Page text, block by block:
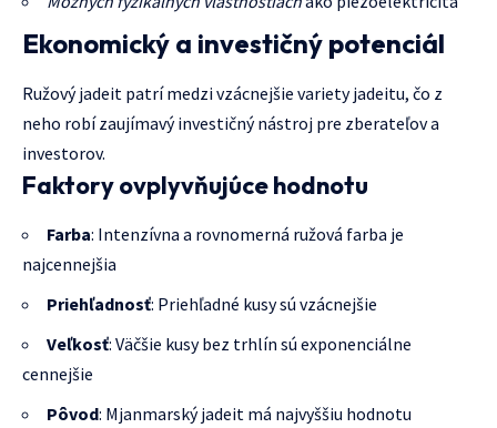
Ekonomický a investičný potenciál
Ružový jadeit patrí medzi vzácnejšie variety jadeitu, čo z
neho robí zaujímavý investičný nástroj pre zberateľov a
investorov.
Faktory ovplyvňujúce hodnotu
Farba: Intenzívna a rovnomerná ružová farba je
najcennejšia
Priehľadnosť: Priehľadné kusy sú vzácnejšie
Veľkosť: Väčšie kusy bez trhlín sú exponenciálne
cennejšie
Pôvod: Mjanmarský jadeit má najvyššiu hodnotu